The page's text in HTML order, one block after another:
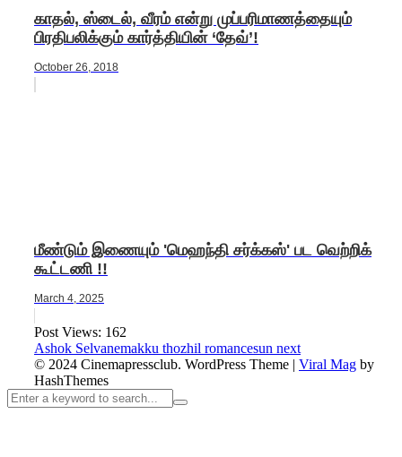
காதல், ஸ்டைல், வீரம் என்று முப்பரிமாணத்தையும்
பிரதிபலிக்கும் கார்த்தியின் ‘தேவ்’!
October 26, 2018
மீண்டும் இணையும் 'மெஹந்தி சர்க்கஸ்' பட வெற்றிக்
கூட்டணி !!
March 4, 2025
Post Views: 162
Ashok Selvanemakku thozhil romancesun next
© 2024 Cinemapressclub. WordPress Theme | Viral Mag by
HashThemes